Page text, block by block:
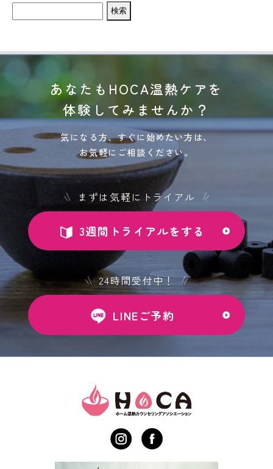
検
索:
あなたもHOCA温熱ケアを
体験してみませんか？
気になる方、すぐに始めたい方は、
お気軽にご相談ください。
まずは気軽にトライアル
3週間トライアルをする
24時間受付中！
LINEご予約